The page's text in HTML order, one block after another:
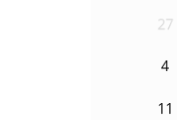
27
4
11